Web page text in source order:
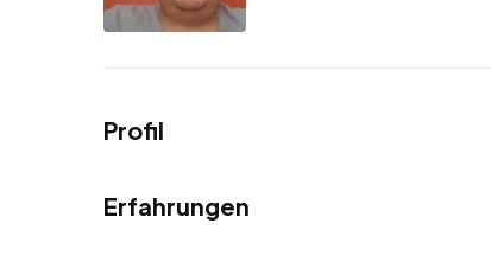
Profil
Erfahrungen